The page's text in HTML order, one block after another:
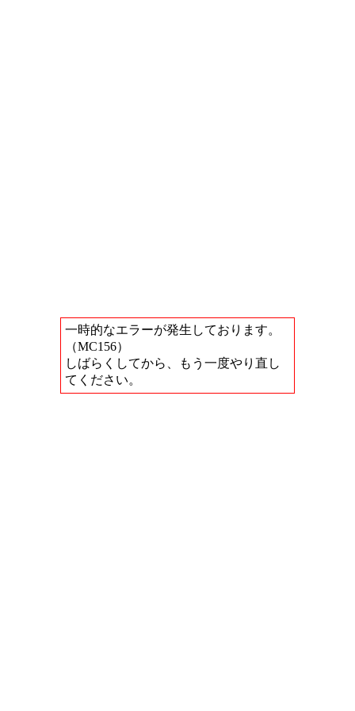
一時的なエラーが発生しております。
（MC156）
しばらくしてから、もう一度やり直し
てください。